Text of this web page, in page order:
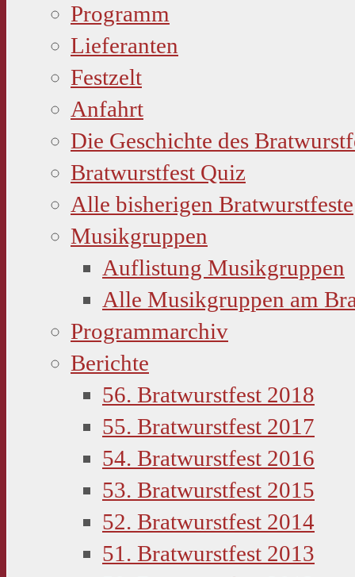
Programm
Lieferanten
Festzelt
Anfahrt
Die Geschichte des
Bratwurstfest Quiz
Alle bisherigen Bratwurstfeste
Musikgruppen
Auflistung Musikgruppen
Alle Musikgruppen am
Programmarchiv
Berichte
56. Bratwurstfest 2018
55. Bratwurstfest 2017
54. Bratwurstfest 2016
53. Bratwurstfest 2015
52. Bratwurstfest 2014
51. Bratwurstfest 2013